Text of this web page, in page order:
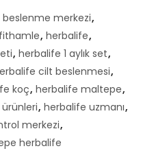
beslenme merkezi,
fithamle, herbalife,
, herbalife 1 aylık set,
cilt beslenmesi,
koç, herbalife maltepe,
, herbalife uzmanı,
merkezi,
herbalife